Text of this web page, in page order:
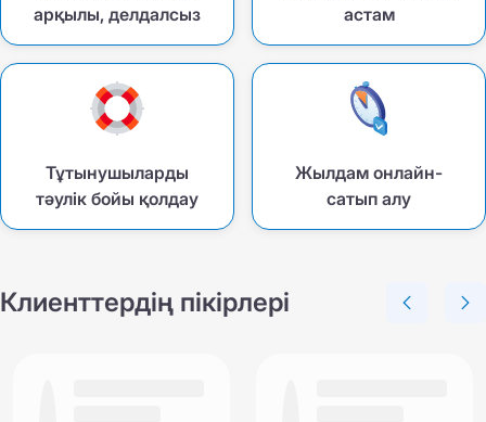
арқылы, делдалсыз
астам
Тұтынушыларды
тәулік бойы қолдау
Жылдам онлайн-
сатып алу
Клиенттердің пікірлері